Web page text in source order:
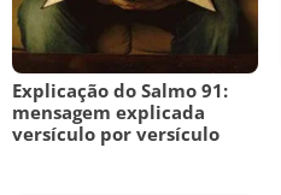
Explicação do Salmo 91:
mensagem explicada
versículo por versículo